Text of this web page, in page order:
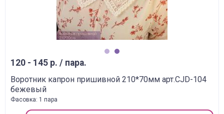
120 - 145 р. / пара.
Воротник капрон пришивной 210*70мм арт.CJD-104
бежевый
Фасовка: 1 пара